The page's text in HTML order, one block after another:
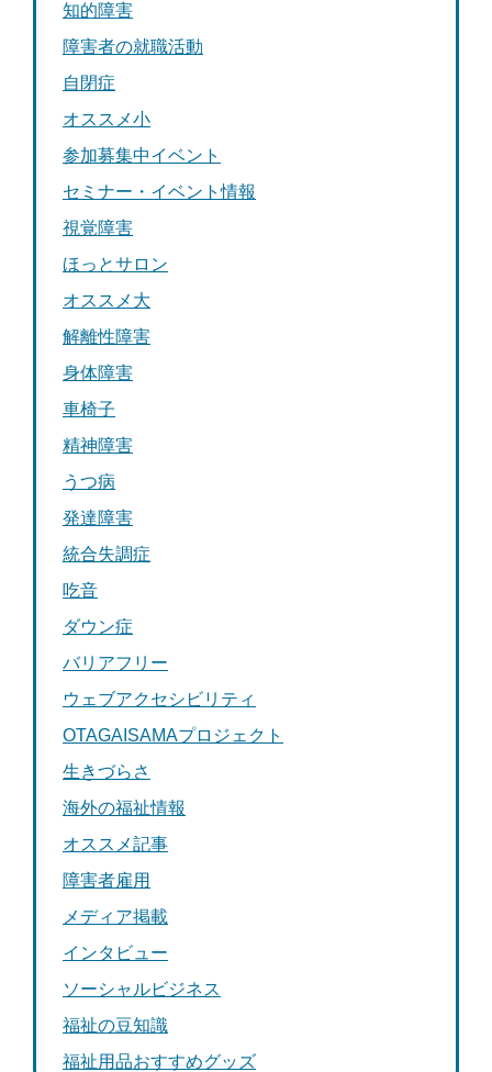
知的障害
障害者の就職活動
自閉症
オススメ小
参加募集中イベント
セミナー・イベント情報
視覚障害
ほっとサロン
オススメ大
解離性障害
身体障害
車椅子
精神障害
うつ病
発達障害
統合失調症
吃音
ダウン症
バリアフリー
ウェブアクセシビリティ
OTAGAISAMAプロジェクト
生きづらさ
海外の福祉情報
オススメ記事
障害者雇用
メディア掲載
インタビュー
ソーシャルビジネス
福祉の豆知識
福祉用品おすすめグッズ